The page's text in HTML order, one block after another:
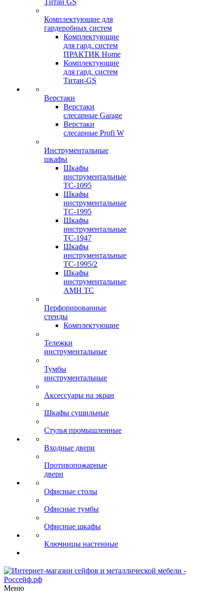
Титан GS
Комплектующие для
гардеробных систем
Комплектующие
для гард. систем
ПРАКТИК Home
Комплектующие
для гард. систем
Титан-GS
Верстаки
Верстаки
слесарные Garage
Верстаки
слесарные Profi W
Инструментальные
шкафы
Шкафы
инструментальные
TC-1095
Шкафы
инструментальные
TC-1995
Шкафы
инструментальные
TC-1947
Шкафы
инструментальные
TC-1995/2
Шкафы
инструментальные
AMH TC
Перфорированные
стенды
Комплектующие
Тележки
инструментальные
Тумбы
инструментальные
Аксессуары на экран
Шкафы сушильные
Стулья промышленные
Входные двери
Противопожарные
двери
Офисные столы
Офисные тумбы
Офисные шкафы
Ключницы настенные
Меню